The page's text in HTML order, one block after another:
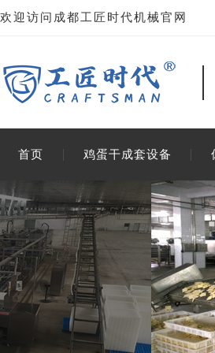
欢迎访问成都工匠时代机械官网
首页 鸡蛋干成套设备